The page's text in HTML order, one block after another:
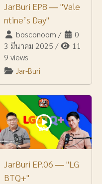
JarBuri EP8 ― "Vale
ntine’s Day"
bosconoom /
0
3 มีนาคม 2025 /
11
9 views
Jar-Buri
JarBuri EP.06 ― "LG
BTQ+"